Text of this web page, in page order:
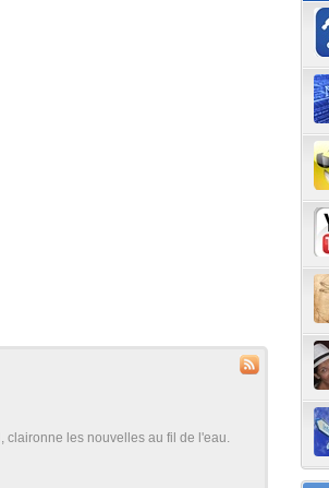
claironne les nouvelles au fil de l'eau.